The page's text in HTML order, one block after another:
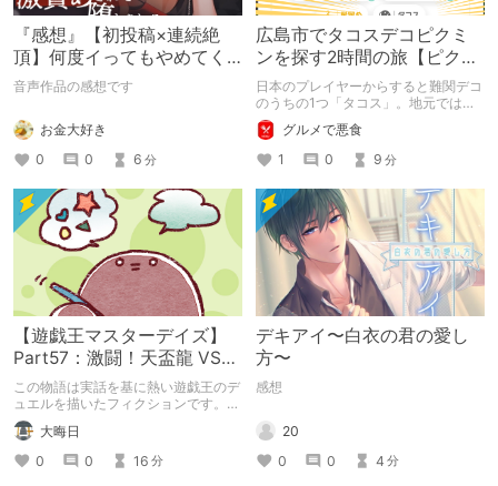
『感想』【初投稿×連続絶
頂】何度イってもやめてく
れない嫉妬彼氏に激責めさ
音声作品の感想です
お金大好き
0
0 6 分
広島市でタコスデコピクミ
ンを探す2時間の旅【ピクミ
ンブルーム / Pikmin
Bloom】
日本のプレイヤーからすると難関デコ
のうちの1つ「タコス」。地元では見
つけられなかった男が広島で探す旅を
お送りします。ねくすと5月のテーマ
「お出かけの記録」。
グルメで悪食
1
0 9 分
【遊戯王マスターデイズ】
Part57：激闘！天盃龍 VS
千年D【架空デュエル】
この物語は実話を基に熱い遊戯王のデ
ュエルを描いたフィクションです。
（自分用メモ：2025-05-14）
大晦日
0
0 16 分
デキアイ〜白衣の君の愛し
方〜
感想
20
0
0 4 分